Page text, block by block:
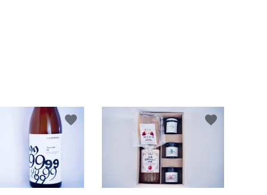
favorite favorite